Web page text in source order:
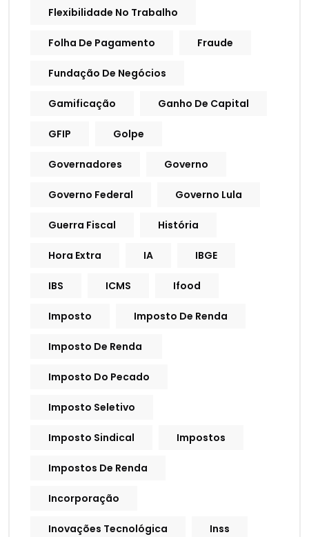
Flexibilidade No Trabalho
Folha De Pagamento Fraude
Fundação De Negócios
Gamificação Ganho De Capital
GFIP Golpe
Governadores Governo
Governo Federal Governo Lula
Guerra Fiscal História
Hora Extra IA IBGE
IBS ICMS Ifood
Imposto Imposto De Renda
Imposto De Renda
Imposto Do Pecado
Imposto Seletivo
Imposto Sindical Impostos
Impostos De Renda
Incorporação
Inovações Tecnológica Inss